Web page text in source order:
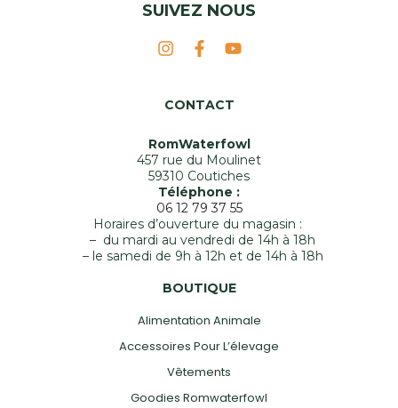
SUIVEZ NOUS
CONTACT
RomWaterfowl
457 rue du Moulinet
59310 Coutiches
Téléphone :
06 12 79 37 55
Horaires d’ouverture du magasin :
– du mardi au vendredi de 14h à 18h
– le samedi de 9h à 12h et de 14h à 18h
BOUTIQUE
Alimentation Animale
Accessoires Pour L’élevage
Vêtements
Goodies Romwaterfowl